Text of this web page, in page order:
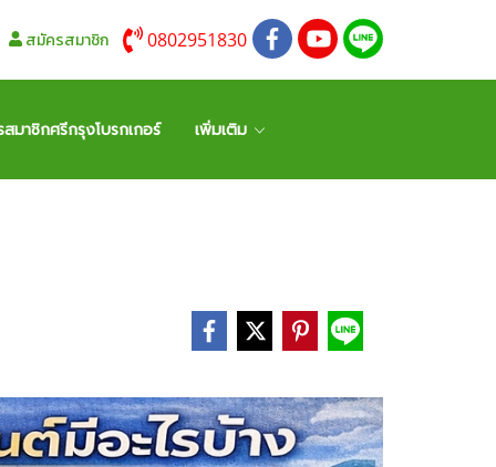
สมัครสมาชิก 0802951830
มาชิกศรีกรุงโบรกเกอร์ เพิ่มเติม